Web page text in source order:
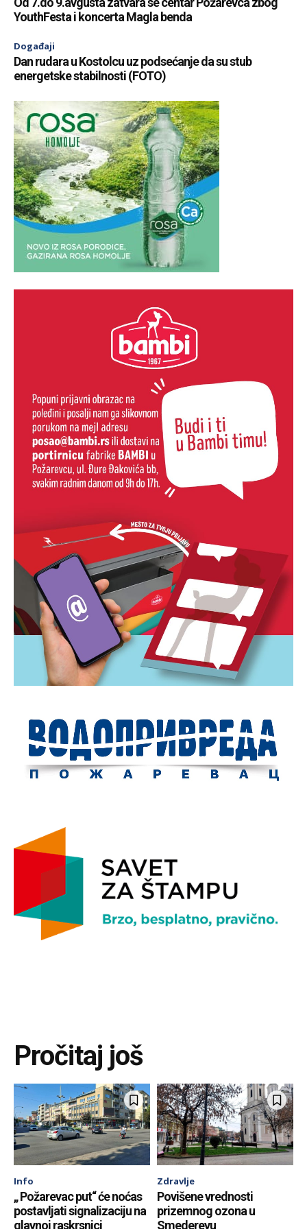
YouthFesta i koncerta Magla benda
Događaji
Dan rudara u Kostolcu uz podsećanje da su stub
energetske stabilnosti (FOTO)
Pročitaj još
Info
„ Požarevac put“ će noćas
postavljati signalizaciju na
glavnoj raskrsnici
Zdravlje
Povišene vrednosti
prizemnog ozona u
Smederevu